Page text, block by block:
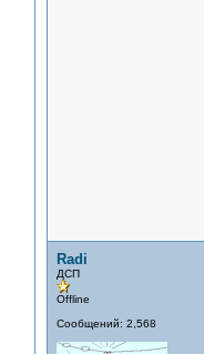
Radi
ДСП
Offline
Сообщений: 2,568